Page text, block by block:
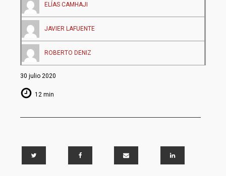
ELÍAS CAMHAJI
JAVIER LAFUENTE
ROBERTO DENIZ
30 julio 2020
12 min